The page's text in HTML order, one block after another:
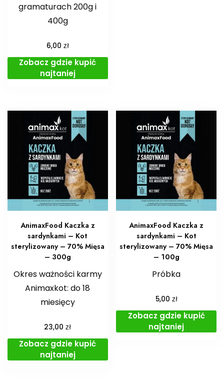
gramaturach 200g i
400g
6,00 zł
Zobacz gdzie kupić
najtaniej
AnimaxFood Kaczka z
sardynkami – Kot
sterylizowany – 70% Mięsa
– 300g
Okres ważności karmy
Animaxkot: do 18
miesięcy
23,00zł
Zobacz gdzie kupić
najtaniej
AnimaxFood Kaczka z
sardynkami – Kot
sterylizowany – 70% Mięsa
– 100g
Próbka
5,00 zł
Zobacz gdzie kupić
najtaniej